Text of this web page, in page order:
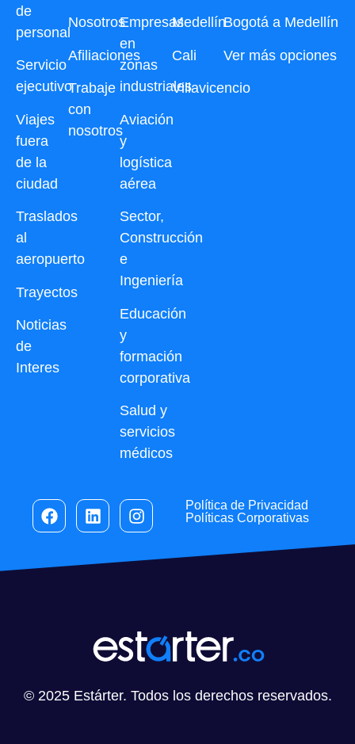
de
personal
Servicio
ejecutivo
Viajes
fuera
de la
ciudad
Traslados
al
aeropuerto
Trayectos
Noticias
de
Interes
Empresas
en
zonas
industriales
Aviación
y
logística
aérea
Sector,
Construcción
e
Ingeniería
Educación
y
formación
corporativa
Salud y
servicios
médicos
Medellín
Cali
Villavicencio
Bogotá a Medellín
Ver más opciones
Nosotros
Afiliaciones
Trabaje
con
nosotros
Política de Privacidad
Políticas Corporativas
© 2025 Estárter. Todos los derechos reservados.